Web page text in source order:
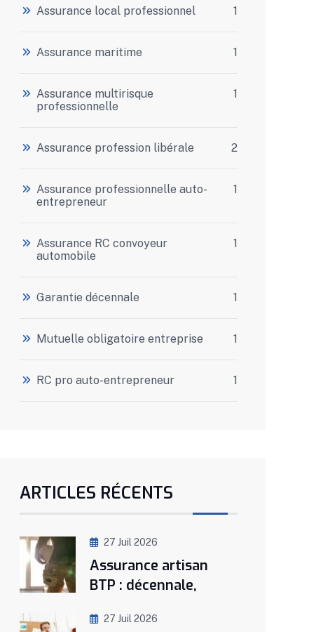
Assurance local professionnel 1
Assurance maritime 1
Assurance multirisque
professionnelle
1
Assurance profession libérale 2
Assurance professionnelle auto-
entrepreneur
1
Assurance RC convoyeur
automobile
1
Garantie décennale 1
Mutuelle obligatoire entreprise 1
RC pro auto-entrepreneur 1
ARTICLES RÉCENTS
27 Juil 2026
Assurance artisan
BTP : décennale,
27 Juil 2026